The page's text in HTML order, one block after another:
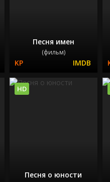
Песня имен
(фильм)
Песня о юности
HD